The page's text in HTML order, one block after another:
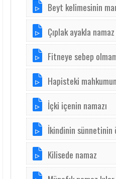
Beyt kelimesinin
Çıplak ayakla
Fitneye sebep
Hapisteki
İçki içenin namazı
İkindinin sünnetinin
Kilisede namaz